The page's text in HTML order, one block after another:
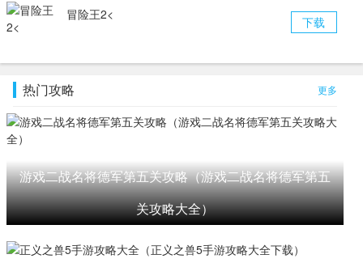
下载
冒险王2<
热门攻略 更多
游戏二战名将德军第五关攻略（游戏二战名将德军第五
关攻略大全）